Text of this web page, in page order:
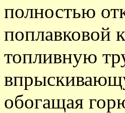
полностью
поплавковой
топливную
обогащая